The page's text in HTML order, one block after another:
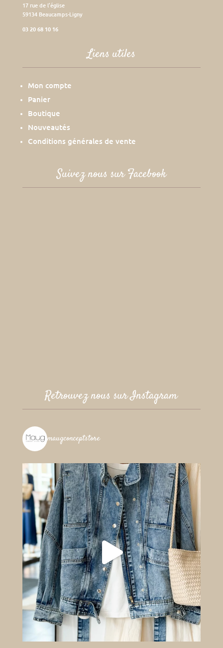
17 rue de l’église
59134 Beaucamps-Ligny
03 20 68 10 16
Liens utiles
Mon compte
Panier
Boutique
Nouveautés
Conditions générales de vente
Suivez nous sur Facebook
Retrouvez nous sur Instagram
maugconceptstore